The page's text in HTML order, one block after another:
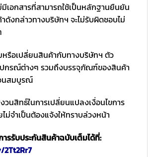
เอกสารที่สามารถใช้เป็นหลักฐานยืนยัน
ดังกล่าวทางบริษัทฯ จะไม่รับผิดชอบไม่
รือเปลี่ยนสินค้ากับทางบริษัทฯ ตัว
กรณ์ต่างๆ รวมถึงบรรจุภัณฑ์ของสินค้า
นสมบูรณ์
นสิทธ์ในการเปลี่ยนแปลงเงื่อนไขการ
ม่จำเป็นต้องแจ้งให้ทราบล่วงหน้า
ารรับประกันสินค้าฉบับเต็มได้ที่: